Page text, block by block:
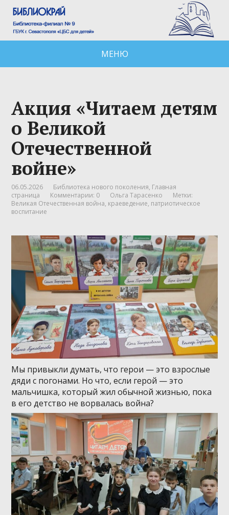
МЕНЮ
Акция «Читаем детям
о Великой
Отечественной
войне»
06.05.2026 Библиотека нового поколения, Главная
страница
Комментарии: 0 Ольга Тарасенко
Метки:
Великая Отечественная война, краеведение, патриотическое
воспитание
Мы привыкли думать, что герои — это взрослые
дяди с погонами. Но что, если герой — это
мальчишка, который жил обычной жизнью, пока
в его детство не ворвалась война?